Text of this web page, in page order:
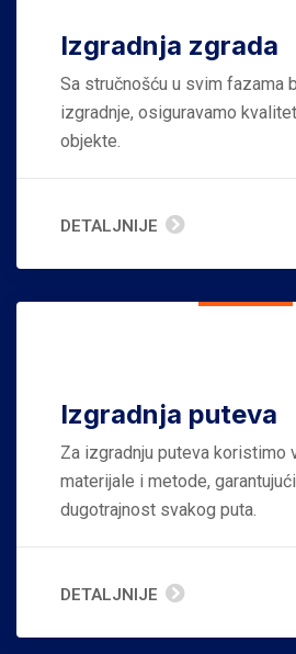
Izgradnja zgrada
Sa stručnošću u svim fazama
izgradnje, osiguravamo
objekte.
DETALJNIJE
Izgradnja puteva
Za izgradnju puteva koristimo
materijale i metode,
dugotrajnost svakog puta.
DETALJNIJE